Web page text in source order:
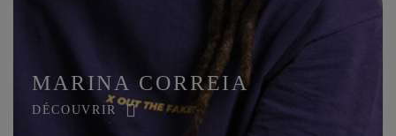
MARINA CORREIA
DÉCOUVRIR